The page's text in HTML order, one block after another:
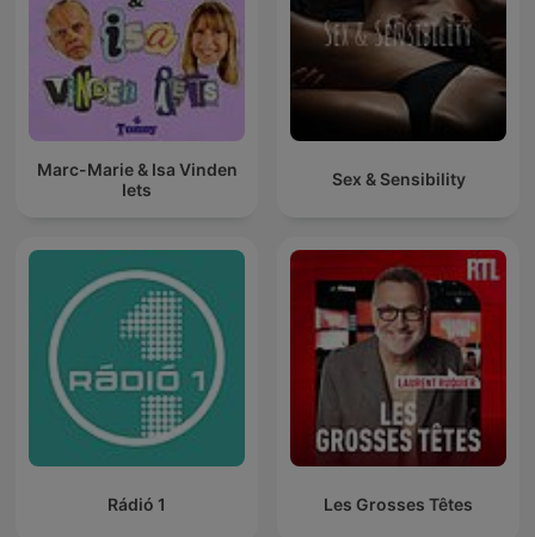
Marc-Marie & Isa Vinden
Iets
Sex & Sensibility
Rádió 1 Les Grosses Têtes